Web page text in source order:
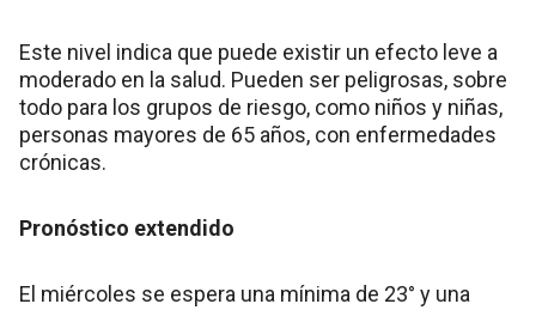
Este nivel indica que puede existir un efecto leve a
moderado en la salud. Pueden ser peligrosas, sobre
todo para los grupos de riesgo, como niños y niñas,
personas mayores de 65 años, con enfermedades
crónicas.
Pronóstico extendido
El miércoles se espera una mínima de 23° y una